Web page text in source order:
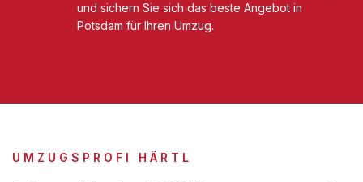
und sichern Sie sich das beste Angebot in
Potsdam für Ihren Umzug.
UMZUGSPROFI HÄRTL